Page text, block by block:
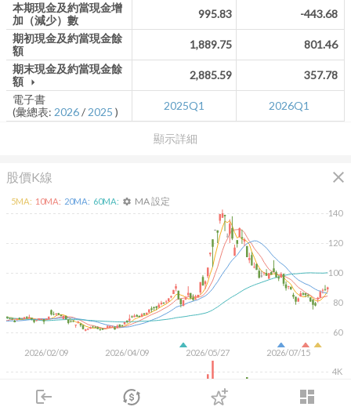
login dashboard
市場 登入
顯示詳細
本期現金及約當現金增
加（減少）數
995.83
-443.68
期初現金及約當現金餘
額
1,889.75
801.46
期末現金及約當現金餘
額 arrow_drop_down
2,885.59
357.78
電子書
(彙總表: 2026/ 2025 ) 2025Q1 2026Q1
股價K線 close
2026/02/09 2026/04/09 2026/05/27 2026/07/15
60
80
100
120
140
4K
5MA: 10MA: 20MA: 60MA: settings MA 設定